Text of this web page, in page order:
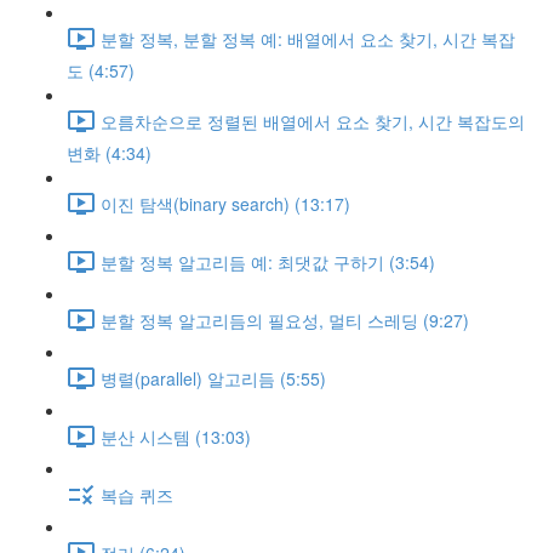
분할 정복, 분할 정복 예: 배열에서 요소 찾기, 시간 복잡
도 (4:57)
오름차순으로 정렬된 배열에서 요소 찾기, 시간 복잡도의
변화 (4:34)
이진 탐색(binary search) (13:17)
분할 정복 알고리듬 예: 최댓값 구하기 (3:54)
분할 정복 알고리듬의 필요성, 멀티 스레딩 (9:27)
병렬(parallel) 알고리듬 (5:55)
분산 시스템 (13:03)
복습 퀴즈